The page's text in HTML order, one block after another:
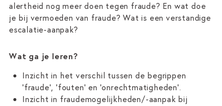
alertheid nog meer doen tegen fraude? En wat doe
je bij vermoeden van fraude? Wat is een verstandige
escalatie-aanpak?
Wat ga je leren?
Inzicht in het verschil tussen de begrippen
‘fraude’, 'fouten' en 'onrechtmatigheden'.
Inzicht in fraudemogelijkheden/-aanpak bij